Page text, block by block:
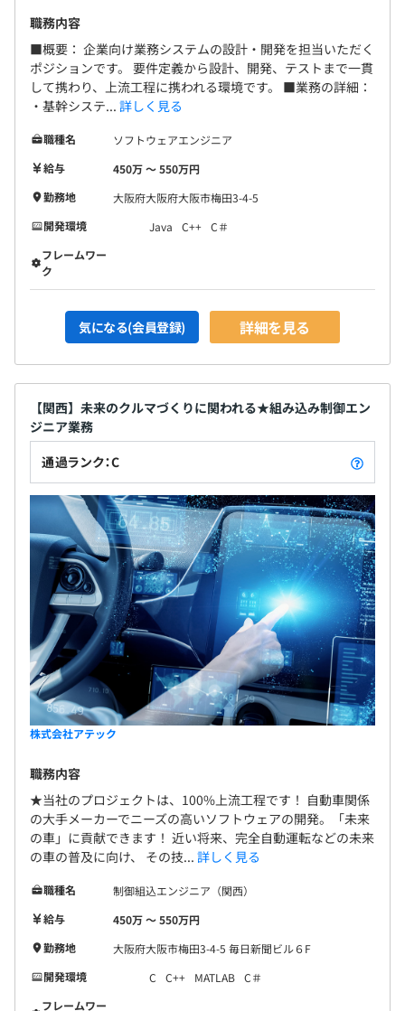
3カ月（条件などの変更はありません）
職務内容
■概要： 企業向け業務システムの設計・開発を担当いただく
ポジションです。 要件定義から設計、開発、テストまで一貫
して携わり、上流工程に携われる環境です。 ■業務の詳細：
・基幹システ... 詳しく見る
職種名
ソフトウェアエンジニア
給与
450万 〜 550万円
勤務地
大阪府大阪府大阪市梅田3-4-5
開発環境
Java C++ C＃
フレームワー
ク
気になる(会員登録) 詳細を見る
【関西】未来のクルマづくりに関われる★組み込み制御エン
ジニア業務
通過ランク：C
株式会社アテック
職務内容
★当社のプロジェクトは、100%上流工程です！ 自動車関係
の大手メーカーでニーズの高いソフトウェアの開発。「未来
の車」に貢献できます！ 近い将来、完全自動運転などの未来
の車の普及に向け、 その技... 詳しく見る
職種名
制御組込エンジニア（関西）
給与
450万 〜 550万円
勤務地
大阪府大阪市梅田3-4-5 毎日新聞ビル６F
開発環境
C C++ MATLAB C＃
フレームワー